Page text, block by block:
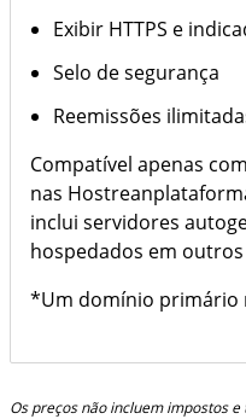
Exibir HTTPS e
Selo de segurança
Reemissões
Compatível apenas
nas
inclui servidores
hospedados em
*Um domínio primário
Os preços não incluem impostos e